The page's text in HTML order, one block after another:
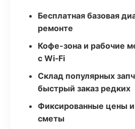
Бесплатная базовая
ремонте
Кофе-зона и рабочие
с Wi‑Fi
Склад популярных
быстрый заказ редких
Фиксированные цены
сметы